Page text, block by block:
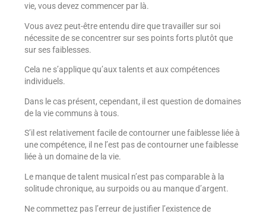
vie, vous devez commencer par là.
Vous avez peut-être entendu dire que travailler sur soi
nécessite de se concentrer sur ses points forts plutôt que
sur ses faiblesses.
Cela ne s’applique qu’aux talents et aux compétences
individuels.
Dans le cas présent, cependant, il est question de domaines
de la vie communs à tous.
S’il est relativement facile de contourner une faiblesse liée à
une compétence, il ne l’est pas de contourner une faiblesse
liée à un domaine de la vie.
Le manque de talent musical n’est pas comparable à la
solitude chronique, au surpoids ou au manque d’argent.
Ne commettez pas l’erreur de justifier l’existence de